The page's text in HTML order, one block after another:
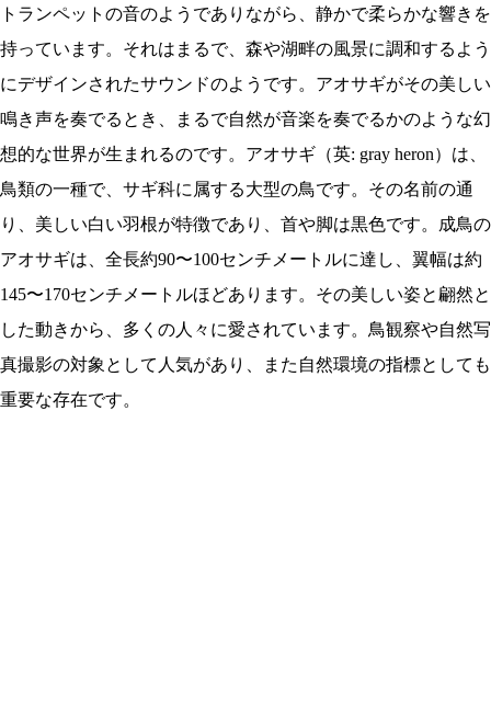
トランペットの音のようでありながら、静かで柔らかな響きを
持っています。それはまるで、森や湖畔の風景に調和するよう
にデザインされたサウンドのようです。アオサギがその美しい
鳴き声を奏でるとき、まるで自然が音楽を奏でるかのような幻
想的な世界が生まれるのです。アオサギ（英: gray heron）は、
鳥類の一種で、サギ科に属する大型の鳥です。その名前の通
り、美しい白い羽根が特徴であり、首や脚は黒色です。成鳥の
アオサギは、全長約90〜100センチメートルに達し、翼幅は約
145〜170センチメートルほどあります。その美しい姿と翩然と
した動きから、多くの人々に愛されています。鳥観察や自然写
真撮影の対象として人気があり、また自然環境の指標としても
重要な存在です。